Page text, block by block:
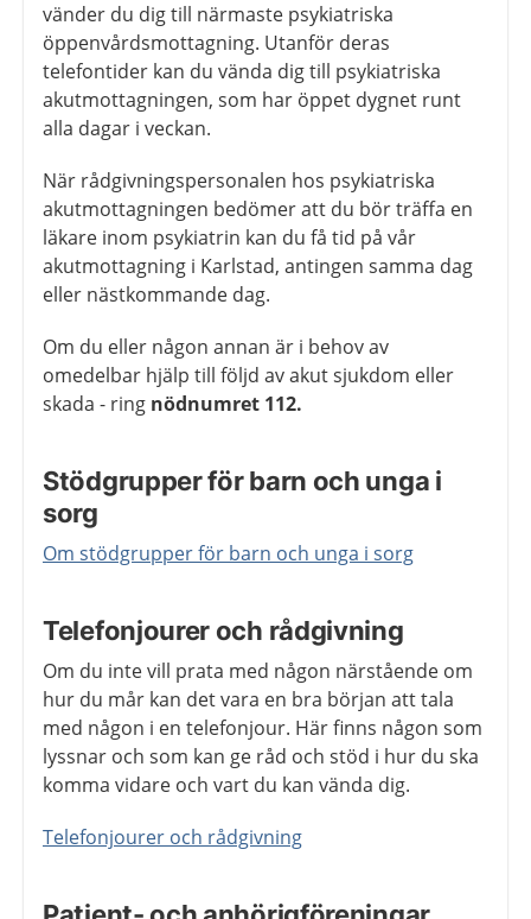
vänder du dig till närmaste psykiatriska
öppenvårdsmottagning. Utanför deras
telefontider kan du vända dig till psykiatriska
akutmottagningen, som har öppet dygnet runt
alla dagar i veckan.
När rådgivningspersonalen hos psykiatriska
akutmottagningen bedömer att du bör träffa en
läkare inom psykiatrin kan du få tid på vår
akutmottagning i Karlstad, antingen samma dag
eller nästkommande dag.
Om du eller någon annan är i behov av
omedelbar hjälp till följd av akut sjukdom eller
skada - ring nödnumret 112.
Stödgrupper för barn och unga i
sorg
Om stödgrupper för barn och unga i sorg
Telefonjourer och rådgivning
Om du inte vill prata med någon närstående om
hur du mår kan det vara en bra början att tala
med någon i en telefonjour. Här finns någon som
lyssnar och som kan ge råd och stöd i hur du ska
komma vidare och vart du kan vända dig.
Telefonjourer och rådgivning